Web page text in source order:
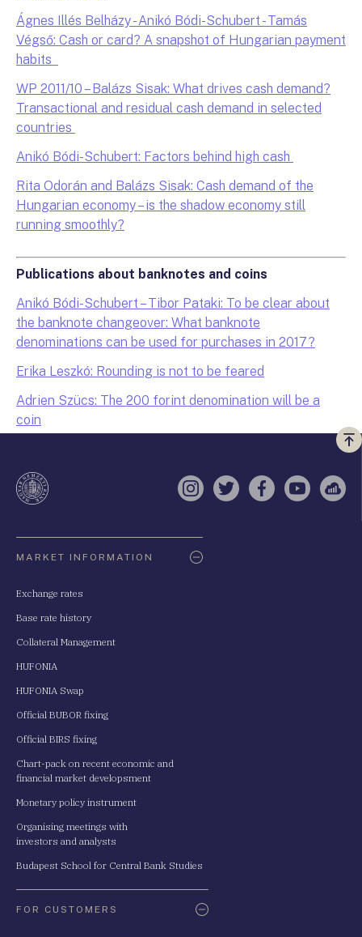
Ágnes Illés Belházy - Anikó Bódi-Schubert - Tamás
Végső: Cash or card? A snapshot of Hungarian payment
habits
WP 2011/10 – Balázs Sisak: What drives cash demand?
Transactional and residual cash demand in selected
countries
Anikó Bódi-Schubert: Factors behind high cash
Rita Odorán and Balázs Sisak: Cash demand of the
Hungarian economy – is the shadow economy still
running smoothly?
Publications about banknotes and coins
Anikó Bódi-Schubert – Tibor Pataki: To be clear about
the banknote changeover: What banknote
denominations can be used for purchases in 2017?
Erika Leszkó: Rounding is not to be feared
Adrien Szücs: The 200 forint denomination will be a
coin
a
Instagram
TwitterFacebook
YouTube
MARKET INFORMATION
Exchange rates
Base rate history
Collateral Management
HUFONIA
HUFONIA Swap
Official BUBOR fixing
Official BIRS fixing
Chart-pack on recent economic and
financial market developsment
Monetary policy instrument
Organising meetings with
investors and analysts
Budapest School for Central Bank Studies
FOR CUSTOMERS